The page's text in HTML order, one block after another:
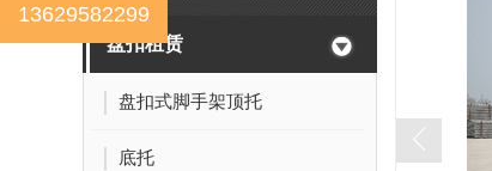
盘扣租赁
盘扣式脚手架顶托
底托
13629582299